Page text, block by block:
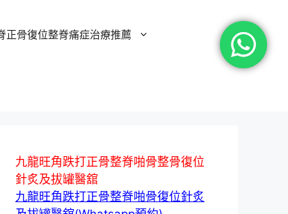
正骨復位整脊痛症治療推薦
九龍旺角跌打正骨整脊啪骨整骨復位
針炙及拔罐醫舘
九龍旺角跌打正骨整脊啪骨復位針炙